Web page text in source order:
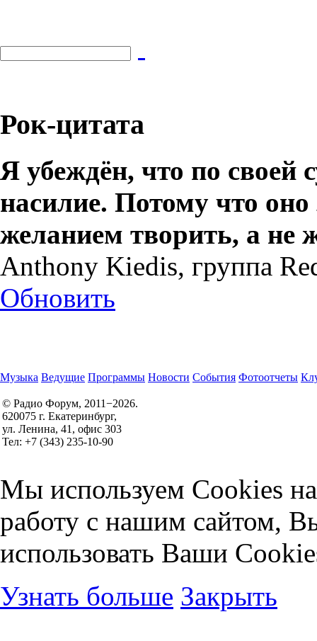
Рок-цитата
Я убеждён, что по своей
насилие. Потому что
желанием творить, а не
Anthony Kiedis, группа
Обновить
Музыка Ведущие Программы Новости События Фотоотчеты
© Радио Форум, 2011−2026.
620075 г. Екатеринбург,
ул. Ленина, 41, офис 303
Тел: +7 (343) 235-10-90
Мы используем Cookies
работу с нашим сайтом,
использовать Ваши
Узнать больше Закрыть